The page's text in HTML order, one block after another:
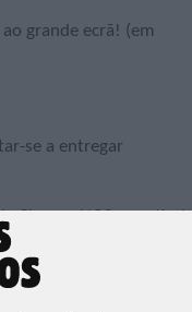
grande ecrã! (em
se a entregar
Cinema NOS a partir